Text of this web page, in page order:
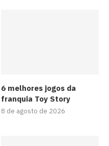
6 melhores jogos da
franquia Toy Story
8 de agosto de 2026